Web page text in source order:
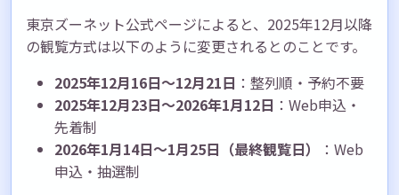
東京ズーネット公式ページによると、2025年12月以降
の観覧方式は以下のように変更されるとのことです。
2025年12月16日〜12月21日 ：整列順・予約不要
2025年12月23日〜2026年1月12日 ：Web申込・
先着制
2026年1月14日〜1月25日（最終観覧日）
：Web
申込・抽選制